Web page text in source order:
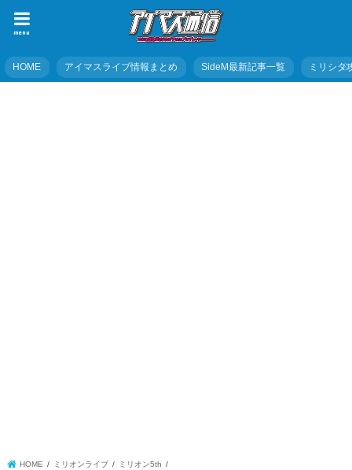
menu
HOME アイマスライブ情報まとめ SideM最新記事一覧 ミリシタ
HOME ミリオンライブ
ミリオン5th